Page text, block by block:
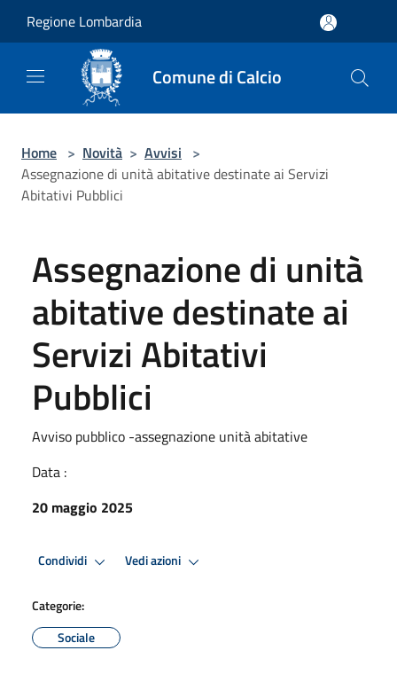
Regione Lombardia
Comune di Calcio
Home > Novità > Avvisi >
Assegnazione di unità abitative destinate ai Servizi
Abitativi Pubblici
Assegnazione di unità
abitative destinate ai
Servizi Abitativi
Pubblici
Avviso pubblico -assegnazione unità abitative
Data :
20 maggio 2025
Condividi Vedi azioni
Categorie:
Sociale